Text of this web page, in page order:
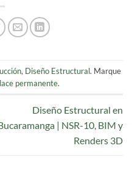
, Diseño Estructural. Marque
permanente.
Diseño Estructural en
| NSR-10, BIM y
Renders 3D